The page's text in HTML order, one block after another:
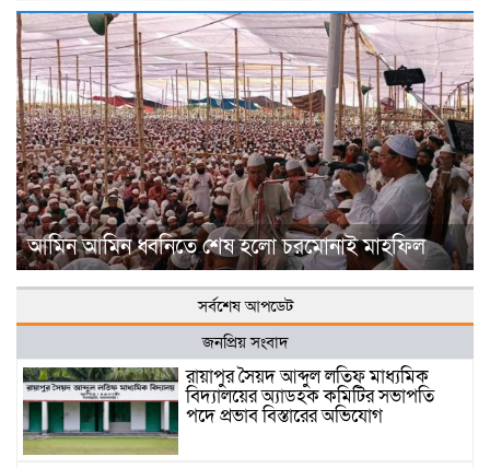
আমিন আমিন ধ্বনিতে শেষ হলো চরমোনাই মাহফিল
সর্বশেষ আপডেট
জনপ্রিয় সংবাদ
রায়াপুর সৈয়দ আব্দুল লতিফ মাধ্যমিক
বিদ্যালয়ের অ্যাডহক কমিটির সভাপতি
পদে প্রভাব বিস্তারের অভিযোগ